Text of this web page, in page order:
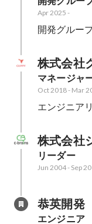
Apr 2025 -
開発グルー
株式会社
マネージャ
Oct 2018- Mar
エンジニア
株式会社
リーダー
Jun 2004- Sep
恭英開発
エンジニア